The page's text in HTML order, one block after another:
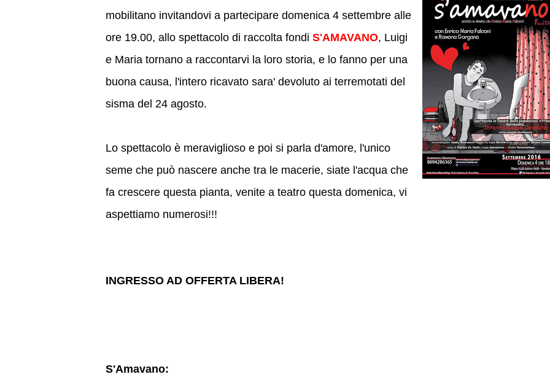
mobilitano invitandovi a partecipare domenica 4 settembre alle
ore 19.00, allo spettacolo di raccolta fondi S'AMAVANO, Luigi
e Maria tornano a raccontarvi la loro storia, e lo fanno per una
buona causa, l'intero ricavato sara' devoluto ai terremotati del
sisma del 24 agosto.
Lo spettacolo è meraviglioso e poi si parla d'amore, l'unico
seme che può nascere anche tra le macerie, siate l'acqua che
fa crescere questa pianta, venite a teatro questa domenica, vi
aspettiamo numerosi!!!
INGRESSO AD OFFERTA LIBERA!
S'Amavano: